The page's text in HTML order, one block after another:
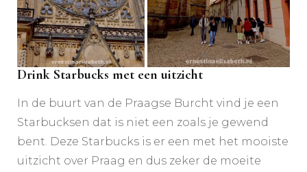
Drink Starbucks met een uitzicht
In de buurt van de Praagse Burcht vind je een
Starbucksen dat is niet een zoals je gewend
bent. Deze Starbucks is er een met het mooiste
uitzicht over Praag en dus zeker de moeite